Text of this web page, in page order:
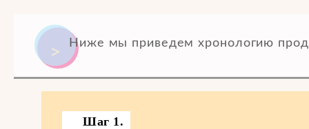
Ниже мы приведем хронологию
Шаг 1.